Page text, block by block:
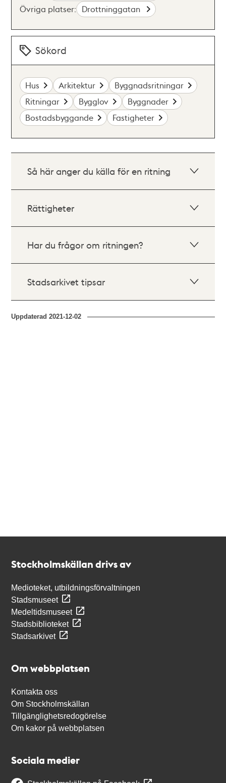
Övriga platser: Drottninggatan
Sökord
Hus Arkitektur
Byggnadsritningar
Ritningar
Bygglov
Byggnader
Bostadsbyggande
Fastigheter
Så här anger du källa för en ritning
Rättigheter
Har du frågor om ritningen?
Stadsarkivet tipsar
Uppdaterad2021-12-02
Stockholmskällan drivs av
Medioteket, utbildningsförvaltningen
Stadsmuseet
Medeltidsmuseet
Stadsbiblioteket
Stadsarkivet
Om webbplatsen
Kontakta oss
Om Stockholmskällan
Tillgänglighetsredogörelse
Om kakor på webbplatsen
Sociala medier